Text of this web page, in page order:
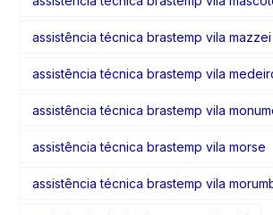
assistência técnica brastemp vila mazzei
assistência técnica brastemp vila
assistência técnica brastemp vila
assistência técnica brastemp vila morse
assistência técnica brastemp vila